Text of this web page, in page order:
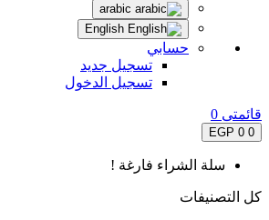
حسابي
تسجيل جديد
تسجيل الدخول
قائمتى 0
0
0 EGP
سلة الشراء فارغة !
كل التصنيفات